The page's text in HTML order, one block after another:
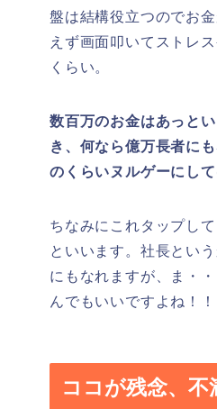
盤は結構役立つのでお
えず画面叩いてストレ
くらい。
数百万のお金はあっと
き、何なら億万長者に
のくらいヌルゲーにし
ちなみにこれタップし
といいます。社長とい
にもなれますが、ま・
んでもいいですよね！！
ココが残念、不